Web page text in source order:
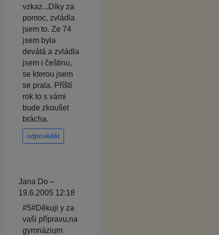
vzkaz...Díky za
pomoc, zvládla
jsem to. Ze 74
jsem byla
devátá a zvládla
jsem i češtinu,
se kterou jsem
se prala. Příští
rok to s vámi
bude zkoušet
brácha.
odpovědět
Jana Do –
19.6.2005 12:18
#5#Děkuji y za
vaši přípravu,na
gymnázium